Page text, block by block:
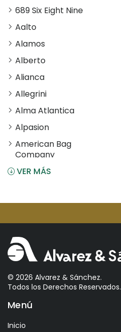
689 Six Eight Nine
Aalto
Alamos
Alberto
Alianca
Allegrini
Alma Atlantica
Alpasion
American Bag
Company
Angostura
Aperol
Arcos
Areparepa
Argensun
Astrales
Avelina
Ayala
Azevedo
VER MÁS
© 2026 Alvarez & Sánchez.
Todos los Derechos Reservados.
Menú
Inicio